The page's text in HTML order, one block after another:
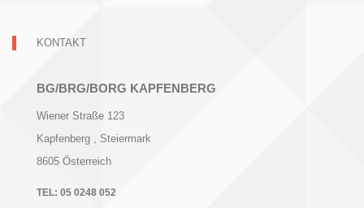
KONTAKT
BG/BRG/BORG KAPFENBERG
Wiener Straße 123
Kapfenberg
, Steiermark
8605 Österreich
TEL: 05 0248 052